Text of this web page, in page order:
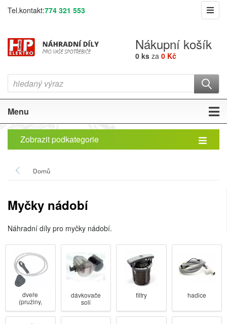
Tel.kontakt:774 321 553
Nákupní košík
0 ks za 0 Kč
Menu
Zobrazit podkategorie
Domů
Myčky nádobí
Náhradní díly pro myčky nádobí.
dveře
(pružiny,
blokování,
brzdy)
dávkovače
soli
filtry hadice